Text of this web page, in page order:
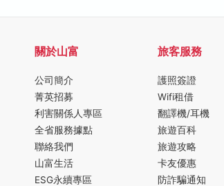
關於山富
公司簡介
菁英招募
利害關係人專區
全省服務據點
聯絡我們
山富生活
ESG永續專區
旅客服務
護照簽證
Wifi租借
翻譯機/耳機
旅遊百科
旅遊攻略
卡友優惠
防詐騙通知